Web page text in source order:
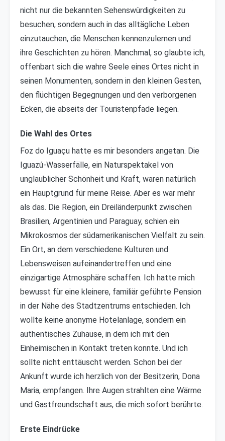
nicht nur die bekannten Sehenswürdigkeiten zu
besuchen, sondern auch in das alltägliche Leben
einzutauchen, die Menschen kennenzulernen und
ihre Geschichten zu hören. Manchmal, so glaubte ich,
offenbart sich die wahre Seele eines Ortes nicht in
seinen Monumenten, sondern in den kleinen Gesten,
den flüchtigen Begegnungen und den verborgenen
Ecken, die abseits der Touristenpfade liegen.
Die Wahl des Ortes
Foz do Iguaçu hatte es mir besonders angetan. Die
Iguazú-Wasserfälle, ein Naturspektakel von
unglaublicher Schönheit und Kraft, waren natürlich
ein Hauptgrund für meine Reise. Aber es war mehr
als das. Die Region, ein Dreiländerpunkt zwischen
Brasilien, Argentinien und Paraguay, schien ein
Mikrokosmos der südamerikanischen Vielfalt zu sein.
Ein Ort, an dem verschiedene Kulturen und
Lebensweisen aufeinandertreffen und eine
einzigartige Atmosphäre schaffen. Ich hatte mich
bewusst für eine kleinere, familiär geführte Pension
in der Nähe des Stadtzentrums entschieden. Ich
wollte keine anonyme Hotelanlage, sondern ein
authentisches Zuhause, in dem ich mit den
Einheimischen in Kontakt treten konnte. Und ich
sollte nicht enttäuscht werden. Schon bei der
Ankunft wurde ich herzlich von der Besitzerin, Dona
Maria, empfangen. Ihre Augen strahlten eine Wärme
und Gastfreundschaft aus, die mich sofort berührte.
Erste Eindrücke